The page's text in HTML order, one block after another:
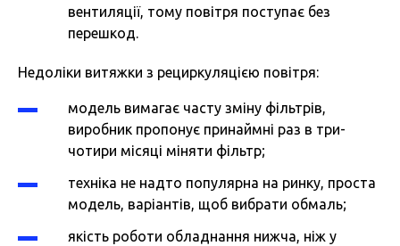
вентиляції, тому повітря поступає без
перешкод.
Недоліки витяжки з рециркуляцією повітря:
модель вимагає часту зміну фільтрів,
виробник пропонує принаймні раз в три-
чотири місяці міняти фільтр;
техніка не надто популярна на ринку, проста
модель, варіантів, щоб вибрати обмаль;
якість роботи обладнання нижча, ніж у